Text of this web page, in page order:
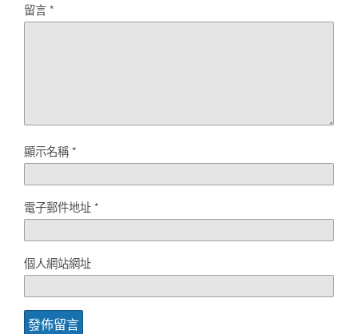
留言*
顯示名稱*
電子郵件地址*
個人網站網址